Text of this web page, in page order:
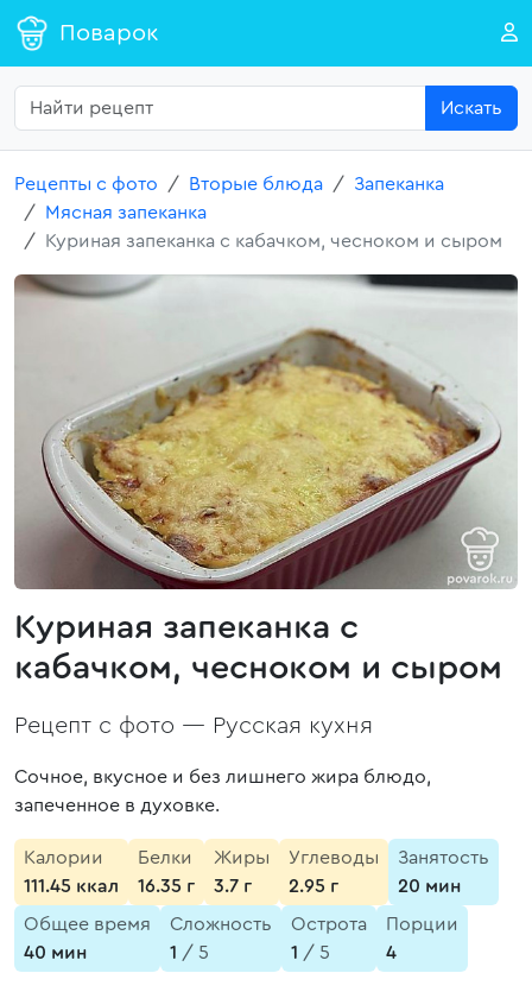
Поварок
Искать
Рецепты с фото Вторые блюда
Запеканка
Мясная запеканка
Куриная запеканка с кабачком, чесноком и сыром
Куриная запеканка с
кабачком, чесноком и сыром
Рецепт с фото — Русская кухня
Сочное, вкусное и без лишнего жира блюдо,
запеченное в духовке.
Калории
111.45 ккал
Белки
16.35 г
Жиры
3.7 г
Углеводы
2.95 г
Занятость
20 мин
Общее время
40 мин
Сложность
1 / 5
Острота
1 / 5
Порции
4